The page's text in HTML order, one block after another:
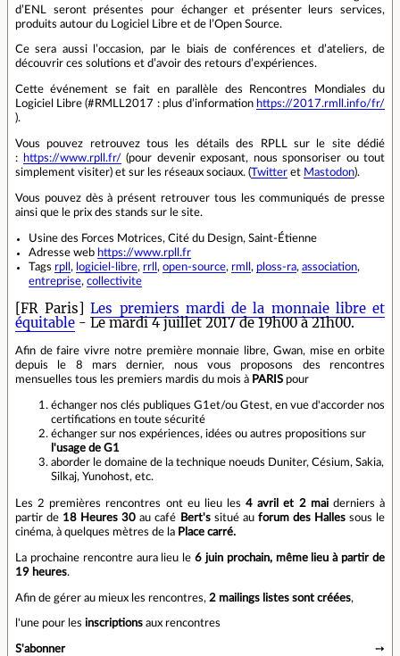
d’ENL seront présentes pour échanger et présenter leurs services,
produits autour du Logiciel Libre et de l’Open Source.
Ce sera aussi l’occasion, par le biais de conférences et d’ateliers, de
découvrir ces solutions et d’avoir des retours d’expériences.
Cette événement se fait en parallèle des Rencontres Mondiales du
Logiciel Libre (#RMLL2017 : plus d’information https://2017.rmll.info/fr/
).
Vous pouvez retrouvez tous les détails des RPLL sur le site dédié
:
https://www.rpll.fr/ (pour devenir exposant, nous sponsoriser ou tout
simplement visiter) et sur les réseaux sociaux. (Twitter et Mastodon).
Vous pouvez dès à présent retrouver tous les communiqués de presse
ainsi que le prix des stands sur le site.
Usine des Forces Motrices, Cité du Design, Saint-Étienne
Adresse web https://www.rpll.fr
Tags rpll , logiciel-libre, rrll , open-source, rmll , ploss-ra, association,
entreprise, collectivite
[FR Paris]Les premiers mardi de la monnaie libre et
équitable - Le mardi 4 juillet 2017 de 19h00 à 21h00.
Afin de faire vivre notre première monnaie libre, Gwan, mise en orbite
depuis le 8 mars dernier, nous vous proposons des rencontres
mensuelles tous les premiers mardis du mois à PARIS pour
échanger nos clés publiques G1et/ou Gtest, en vue d'accorder nos
certifications en toute sécurité
échanger sur nos expériences, idées ou autres propositions sur
l'usage de G1
aborder le domaine de la technique noeuds Duniter, Césium, Sakia,
Silkaj, Yunohost, etc.
Les 2 premières rencontres ont eu lieu les4 avril et 2 maiderniers à
partir de 18 Heures 30 au café Bert'ssitué au forum des Hallessous le
cinéma, à quelques mètres de la Place carré.
La prochaine rencontre aura lieu le6 juin prochain, même lieu à partir de
19 heures.
Afin de gérer au mieux les rencontres, 2 mailings listes sont créées,
l'une pour les inscriptions aux rencontres
S'abonner➙